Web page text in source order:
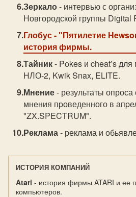
Зеркало- интервью с
Новгородской группы Digital
Глобус- "Пятилетие
история фирмы.
Тайник- Pokes и cheat’s для
НЛО-2, Kwik Snax, ELITE.
Мнение- результаты
мнения пpоведенного в
"ZX.SPECTRUM".
Реклама- реклама и
ИСТОРИЯ КОМПАНИЙ
Atari - история фирмы ATARI и ее
компьютеров.